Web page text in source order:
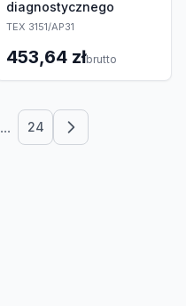
diagnostycznego
TEX 3151/AP31
453,64 złbrutto
... 24